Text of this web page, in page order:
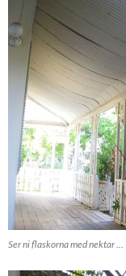
Ser ni flaskorna med nektar …